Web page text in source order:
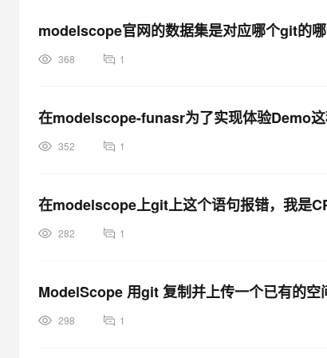
modelscope官网的数据集是对应哪个git的哪
368 1
在modelscope-funasr为了实现体验Demo这
352 1
在modelscope上git上这个语句报错，我是
282 1
ModelScope 用git 复制并上传一个已有的空
298 1